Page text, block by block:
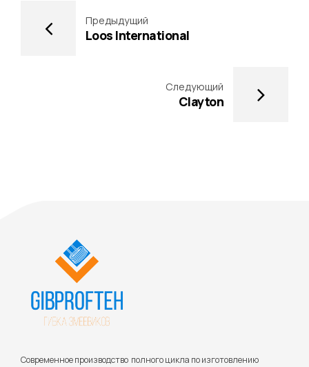
Предыдущий
Loos International
Следующий
Clayton
Cовременное производство полного цикла по изготовлению